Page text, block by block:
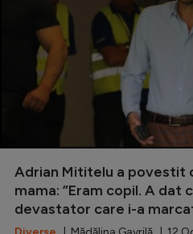
Adrian Mititelu a povestit
mama: ”Eram copil. A dat
devastator care i-a